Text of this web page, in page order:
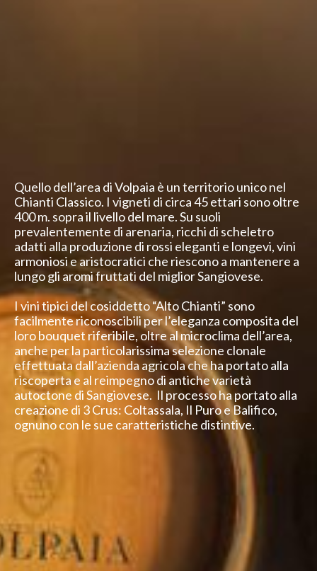
Quello dell’area di Volpaia è un territorio unico nel
Chianti Classico. I vigneti di circa 45 ettari sono oltre
400 m. sopra il livello del mare. Su suoli
prevalentemente di arenaria, ricchi di scheletro
adatti alla produzione di rossi eleganti e longevi, vini
armoniosi e aristocratici che riescono a mantenere a
lungo gli aromi fruttati del miglior Sangiovese.
I vini tipici del cosiddetto “Alto Chianti” sono
facilmente riconoscibili per l’eleganza composita del
loro bouquet riferibile, oltre al microclima dell’area,
anche per la particolarissima selezione clonale
effettuata dall’azienda agricola che ha portato alla
riscoperta e al reimpegno di antiche varietà
autoctone di Sangiovese. Il processo ha portato alla
creazione di 3 Crus: Coltassala, Il Puro e Balifico,
ognuno con le sue caratteristiche distintive.